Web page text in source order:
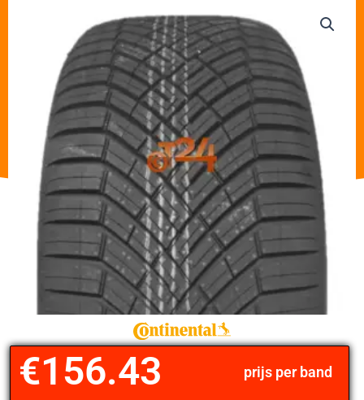
prijs per band
€156.43